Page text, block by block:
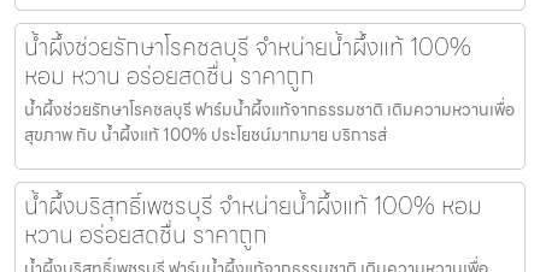
น้ำผึ้งช่วยรักษาโรคชลบุรี จำหน่ายน้ำผึ้งแท้ 100%
หอม หวาน อร่อยสดชื่น ราคาถูก
น้ำผึ้งช่วยรักษาโรคชลบุรี ฟาร์มน้ำผึ้งแท้จากธรรมชาติ เติมความหวานเพื่อ
สุขภาพ กับ น้ำผึ้งแท้ 100% ประโยชน์มากมาย บริการส่
น้ำผึ้งบริสุทธิ์เพชรบุรี จำหน่ายน้ำผึ้งแท้ 100% หอม
หวาน อร่อยสดชื่น ราคาถูก